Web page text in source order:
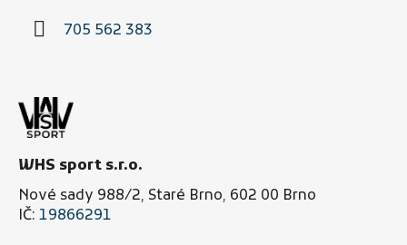
705 562 383
WHS sport s.r.o.
Nové sady 988/2, Staré Brno, 602 00 Brno
IČ: 19866291